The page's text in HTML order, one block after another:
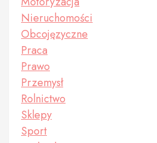
Nieruchomości
Obcojęzyczne
Praca
Prawo
Przemysł
Rolnictwo
Sklepy
Sport